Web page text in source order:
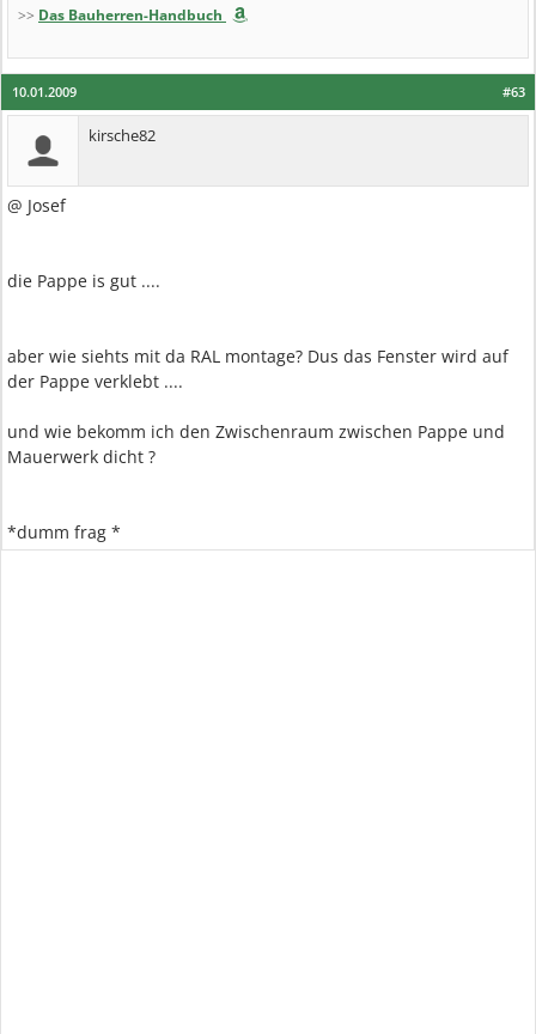
>> Das Bauherren-Handbuch
#63
10.01.2009
kirsche82
@ Josef
die Pappe is gut ....
aber wie siehts mit da RAL montage? Dus das Fenster wird auf
der Pappe verklebt ....
und wie bekomm ich den Zwischenraum zwischen Pappe und
Mauerwerk dicht ?
*dumm frag *